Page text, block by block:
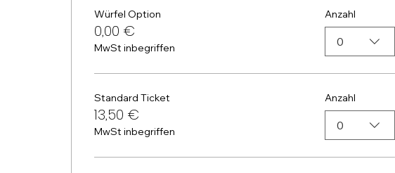
Würfel Option
0,00 €
MwSt inbegriffen
Anzahl
0
Standard Ticket
13,50 €
MwSt inbegriffen
Anzahl
0